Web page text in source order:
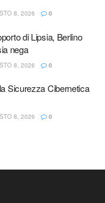
8, 2026 0
di Lipsia, Berlino
nega
8, 2026 0
Sicurezza Cibernetica
8, 2026 0